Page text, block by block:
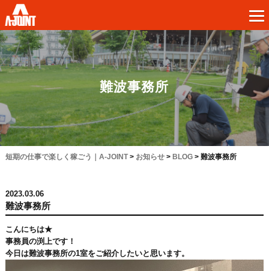
難波事務所
短期の仕事で楽しく稼ごう｜A-JOINT> お知らせ> BLOG> 難波事務所
2023.03.06
難波事務所
こんにちは★
事務員の渕上です！
今日は難波事務所の1室をご紹介したいと思います。